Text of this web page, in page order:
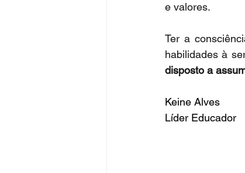
e valores.
Ter a
habilidades à
disposto a
Keine Alves
Líder Educador